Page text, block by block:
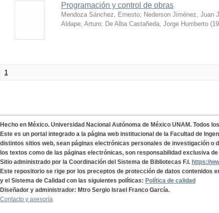
Programación y control de obras
Mendoza Sánchez, Ernesto; Nederson Jiménez, Juan
Aldape, Arturo; De Alba Castañeda, Jorge Humberto (
1
Hecho en México. Universidad Nacional Autónoma de México UNAM. Todos
Este es un portal integrado a la página web institucional de la Facultad de
distintos sitios web, sean páginas electrónicas personales de investigación o
los textos como de las páginas electrónicas, son responsabilidad exclusiva
Sitio administrado por la Coordinación del Sistema de Bibliotecas F.I. https://
Este repositorio se rige por los preceptos de protección de datos contenidos
y el Sistema de Calidad con las siguientes políticas: Política de calidad
Diseñador y administrador: Mtro Sergio Israel Franco García.
Contacto y asesoría